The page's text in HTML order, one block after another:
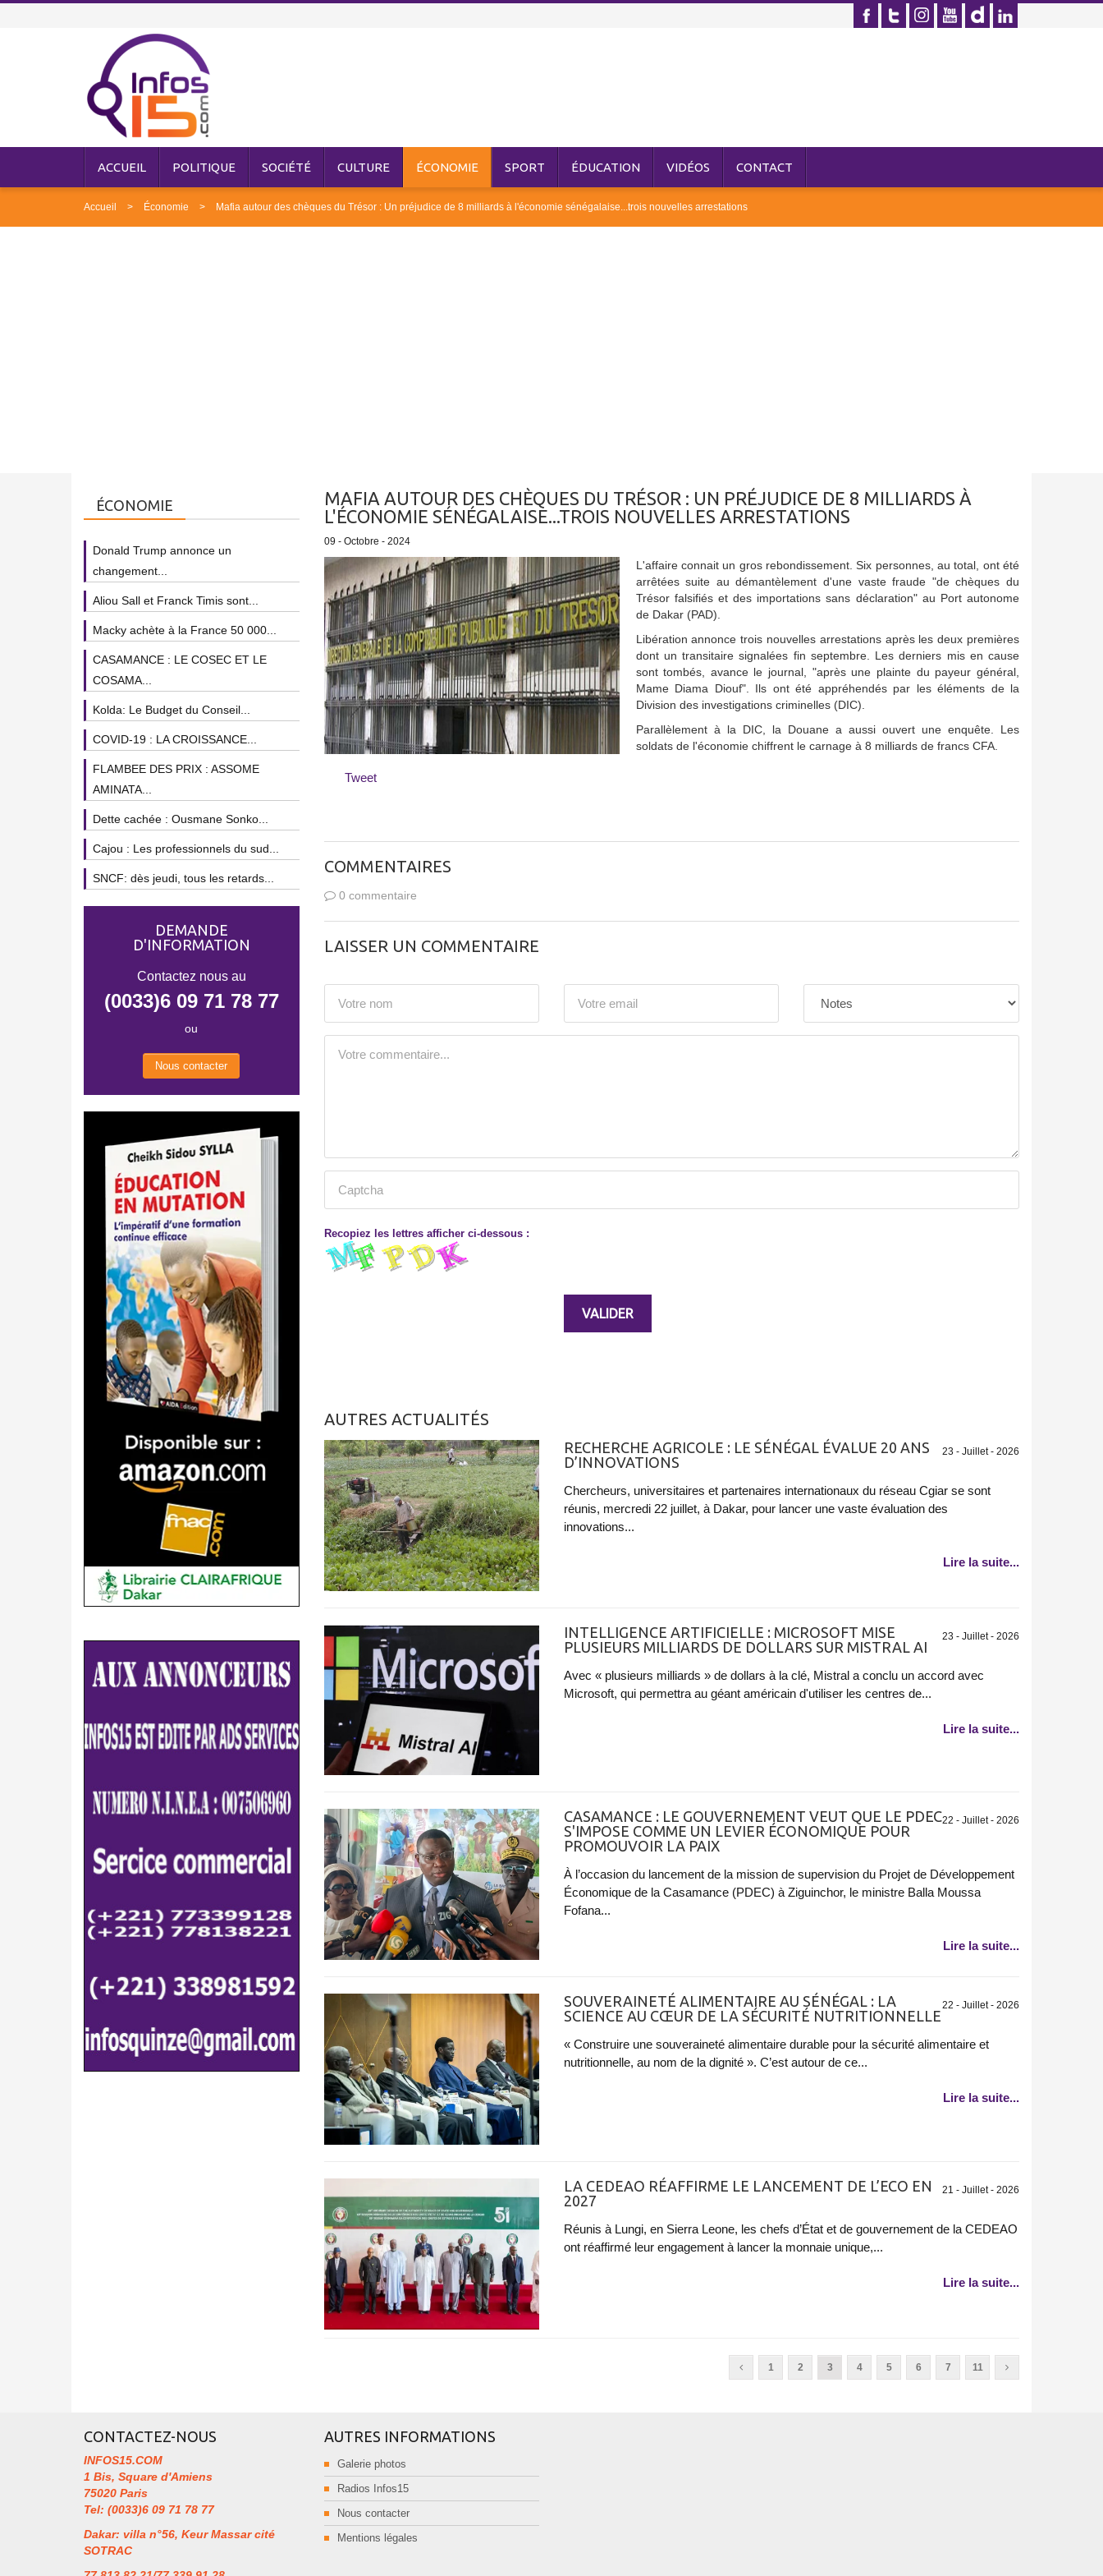
ACCUEIL POLITIQUE SOCIÉTÉ CULTURE ÉCONOMIE SPORT ÉDUCATION VIDÉOS CONTACT
Accueil Économie Mafia autour des chèques du Trésor : Un préjudice de 8 milliards à l'économie sénégalaise...trois nouvelles arrestations
MAFIA AUTOUR DES CHÈQUES DU TRÉSOR : UN PRÉJUDICE DE 8 MILLIARDS À
L'ÉCONOMIE SÉNÉGALAISE...TROIS NOUVELLES ARRESTATIONS
09 - Octobre - 2024
L'affaire connait un gros rebondissement. Six personnes, au total, ont été
arrêtées suite au démantèlement d'une vaste fraude "de chèques du
Trésor falsifiés et des importations sans déclaration" au Port autonome
de Dakar (PAD).
Libération annonce trois nouvelles arrestations après les deux premières
dont un transitaire signalées fin septembre. Les derniers mis en cause
sont tombés, avance le journal, "après une plainte du payeur général,
Mame Diama Diouf". Ils ont été appréhendés par les éléments de la
Division des investigations criminelles (DIC).
Parallèlement à la DIC, la Douane a aussi ouvert une enquête. Les
soldats de l'économie chiffrent le carnage à 8 milliards de francs CFA.
Tweet
COMMENTAIRES
0 commentaire
LAISSER UN COMMENTAIRE
Recopiez les lettres afficher ci-dessous :
AUTRES ACTUALITÉS
23 - Juillet - 2026
RECHERCHE AGRICOLE : LE SÉNÉGAL ÉVALUE 20 ANS
D’INNOVATIONS
Chercheurs, universitaires et partenaires internationaux du réseau Cgiar se sont
réunis, mercredi 22 juillet, à Dakar, pour lancer une vaste évaluation des
innovations...
Lire la suite...
23 - Juillet - 2026
INTELLIGENCE ARTIFICIELLE : MICROSOFT MISE
PLUSIEURS MILLIARDS DE DOLLARS SUR MISTRAL AI
Avec « plusieurs milliards » de dollars à la clé, Mistral a conclu un accord avec
Microsoft, qui permettra au géant américain d'utiliser les centres de...
Lire la suite...
22 - Juillet - 2026
CASAMANCE : LE GOUVERNEMENT VEUT QUE LE PDEC
S'IMPOSE COMME UN LEVIER ÉCONOMIQUE POUR
PROMOUVOIR LA PAIX
À l’occasion du lancement de la mission de supervision du Projet de Développement
Économique de la Casamance (PDEC) à Ziguinchor, le ministre Balla Moussa
Fofana...
Lire la suite...
22 - Juillet - 2026
SOUVERAINETÉ ALIMENTAIRE AU SÉNÉGAL : LA
SCIENCE AU CŒUR DE LA SÉCURITÉ NUTRITIONNELLE
« Construire une souveraineté alimentaire durable pour la sécurité alimentaire et
nutritionnelle, au nom de la dignité ». C’est autour de ce...
Lire la suite...
21 - Juillet - 2026
LA CEDEAO RÉAFFIRME LE LANCEMENT DE L’ECO EN
2027
Réunis à Lungi, en Sierra Leone, les chefs d’État et de gouvernement de la CEDEAO
ont réaffirmé leur engagement à lancer la monnaie unique,...
Lire la suite...
1 2 3 4 5 6 7 11
ÉCONOMIE
Donald Trump annonce un
changement...
Aliou Sall et Franck Timis sont...
Macky achète à la France 50 000...
CASAMANCE : LE COSEC ET LE
COSAMA...
Kolda: Le Budget du Conseil...
COVID-19 : LA CROISSANCE...
FLAMBEE DES PRIX : ASSOME
AMINATA...
Dette cachée : Ousmane Sonko...
Cajou : Les professionnels du sud...
SNCF: dès jeudi, tous les retards...
DEMANDE
D'INFORMATION
Contactez nous au
(0033)6 09 71 78 77
ou
Nous contacter
CONTACTEZ-NOUS
INFOS15.COM
1 Bis, Square d'Amiens
75020 Paris
Tel: (0033)6 09 71 78 77
Dakar: villa n°56, Keur Massar cité
SOTRAC
AUTRES INFORMATIONS
Galerie photos
Radios Infos15
Nous contacter
Mentions légales